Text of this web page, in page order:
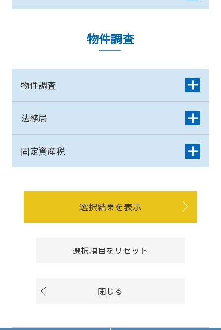
物件調査
物件調査
法務局
固定資産税
選択結果を表示
選択項目をリセット
閉じる